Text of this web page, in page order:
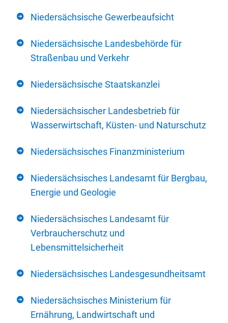
Niedersächsische Gewerbeaufsicht
Niedersächsische Landesbehörde für
Straßenbau und Verkehr
Niedersächsische Staatskanzlei
Niedersächsischer Landesbetrieb für
Wasserwirtschaft, Küsten- und Naturschutz
Niedersächsisches Finanzministerium
Niedersächsisches Landesamt für Bergbau,
Energie und Geologie
Niedersächsisches Landesamt für
Verbraucherschutz und
Lebensmittelsicherheit
Niedersächsisches Landesgesundheitsamt
Niedersächsisches Ministerium für
Ernährung, Landwirtschaft und